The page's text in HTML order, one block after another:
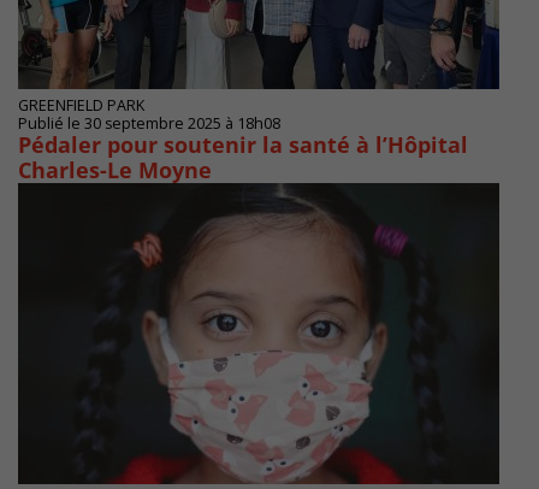
GREENFIELD PARK
Publié le 30 septembre 2025 à 18h08
Pédaler pour soutenir la santé à l’Hôpital
Charles-Le Moyne